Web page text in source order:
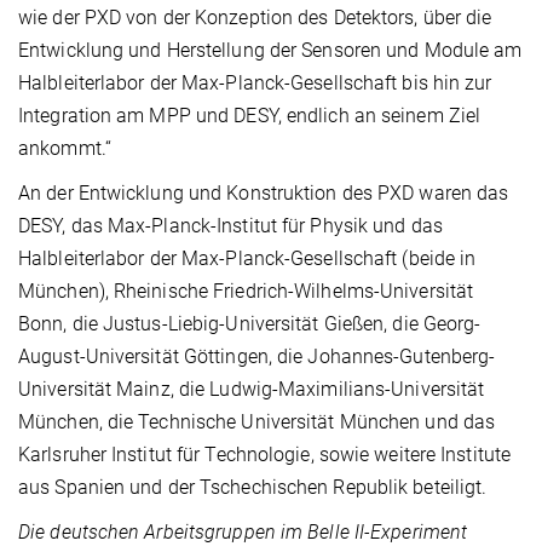
wie der PXD von der Konzeption des Detektors, über die
Entwicklung und Herstellung der Sensoren und Module am
Halbleiterlabor der Max-Planck-Gesellschaft bis hin zur
Integration am MPP und DESY, endlich an seinem Ziel
ankommt.“
An der Entwicklung und Konstruktion des PXD waren das
DESY, das Max-Planck-Institut für Physik und das
Halbleiterlabor der Max-Planck-Gesellschaft (beide in
München), Rheinische Friedrich-Wilhelms-Universität
Bonn, die Justus-Liebig-Universität Gießen, die Georg-
August-Universität Göttingen, die Johannes-Gutenberg-
Universität Mainz, die Ludwig-Maximilians-Universität
München, die Technische Universität München und das
Karlsruher Institut für Technologie, sowie weitere Institute
aus Spanien und der Tschechischen Republik beteiligt.
Die deutschen Arbeitsgruppen im Belle II-Experiment